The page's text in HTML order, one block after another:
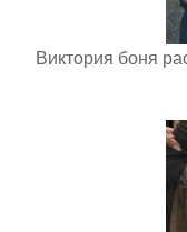
Виктория боня